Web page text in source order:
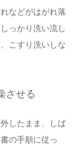
などがはがれ落
っかり洗い流し
こすり洗いしな
させる
したまま、しば
の手順に従っ